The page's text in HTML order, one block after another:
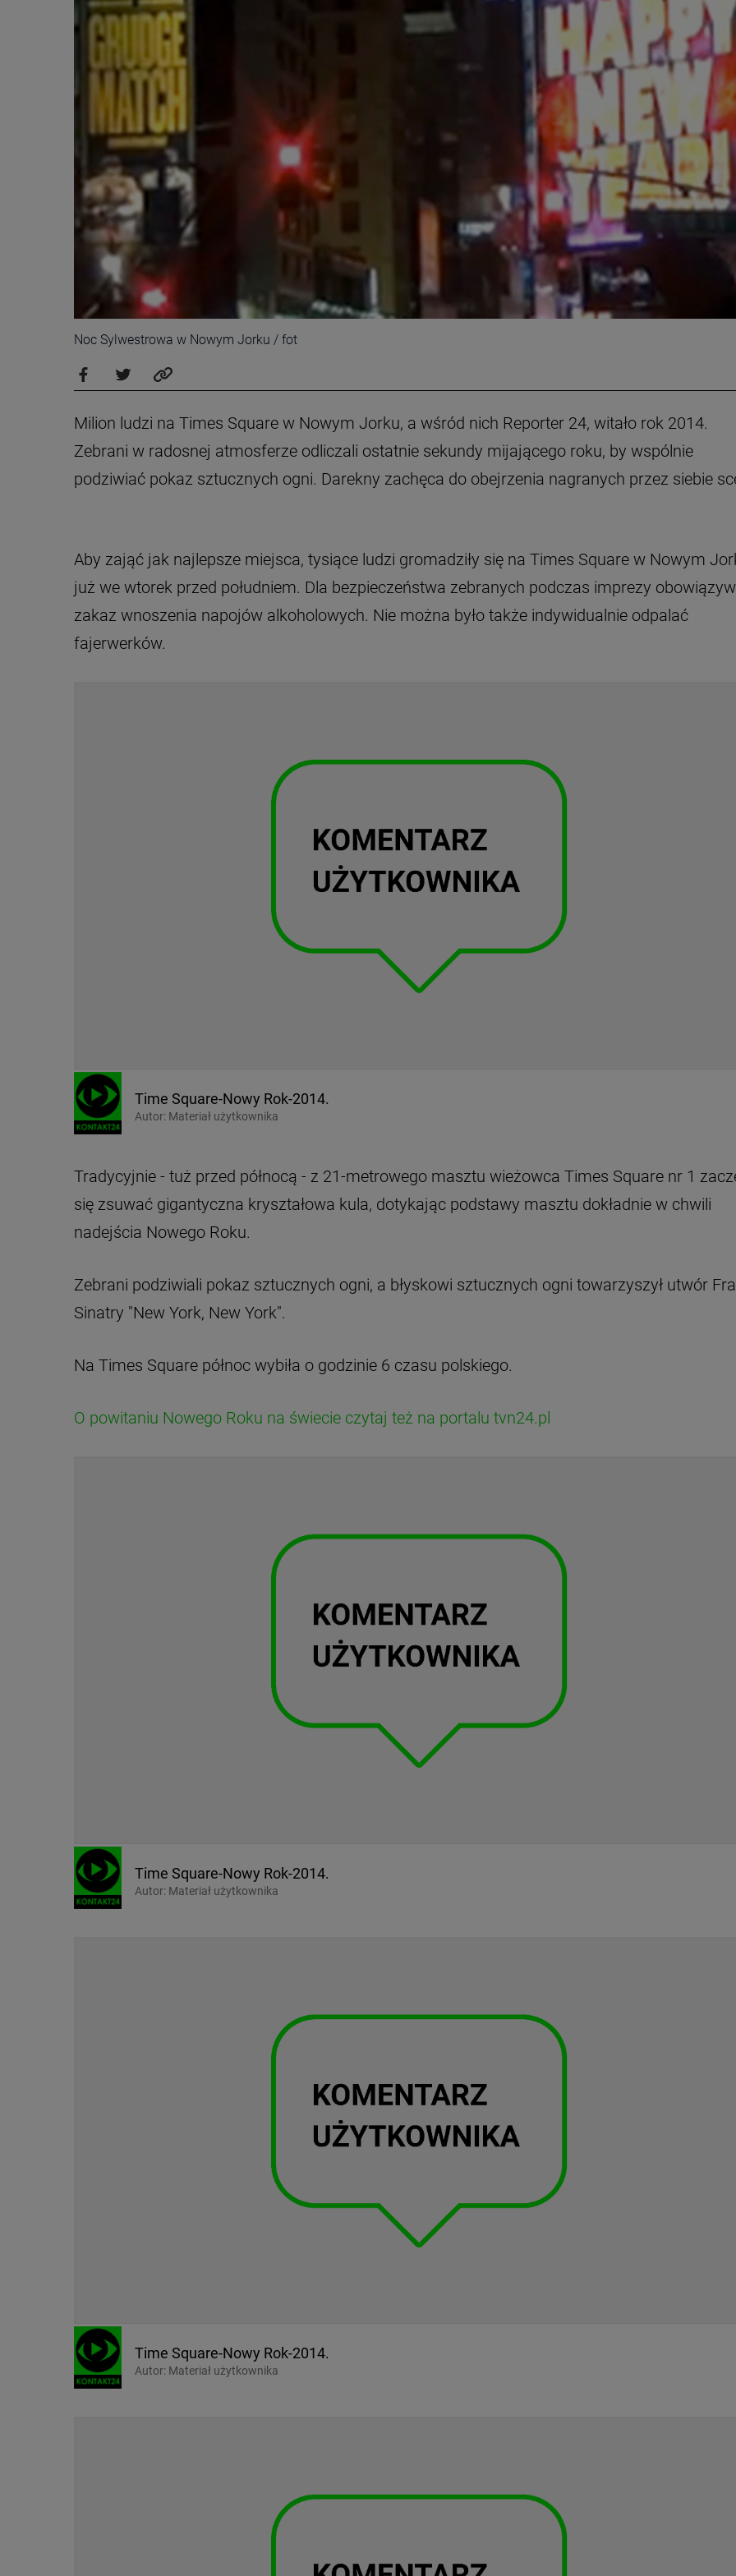
Noc Sylwestrowa w Nowym Jorku / fot
Milion ludzi na Times Square w Nowym Jorku, a wśród nich Reporter 24, witało rok 2014.
Zebrani w radosnej atmosferze odliczali ostatnie sekundy mijającego roku, by wspólnie
podziwiać pokaz sztucznych ogni. Darekny zachęca do obejrzenia nagranych przez siebie
Aby zająć jak najlepsze miejsca, tysiące ludzi gromadziły się na Times Square w Nowym
już we wtorek przed południem. Dla bezpieczeństwa zebranych podczas imprezy
zakaz wnoszenia napojów alkoholowych. Nie można było także indywidualnie odpalać
fajerwerków.
Time Square-Nowy Rok-2014.
Autor: Materiał użytkownika
Tradycyjnie - tuż przed północą - z 21-metrowego masztu wieżowca Times Square nr 1
się zsuwać gigantyczna kryształowa kula, dotykając podstawy masztu dokładnie w chwili
nadejścia Nowego Roku.
Zebrani podziwiali pokaz sztucznych ogni, a błyskowi sztucznych ogni towarzyszył utwór
Sinatry "New York, New York".
Na Times Square północ wybiła o godzinie 6 czasu polskiego.
O powitaniu Nowego Roku na świecie czytaj też na portalu tvn24.pl
Time Square-Nowy Rok-2014.
Autor: Materiał użytkownika
Time Square-Nowy Rok-2014.
Autor: Materiał użytkownika